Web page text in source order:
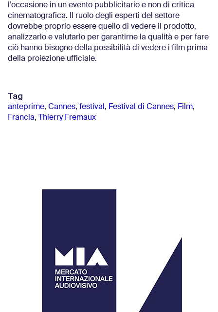
l’occasione in un evento pubblicitario e non di critica
cinematografica. Il ruolo degli esperti del settore
dovrebbe proprio essere quello di vedere il prodotto,
analizzarlo e valutarlo per garantirne la qualità e per fare
ciò hanno bisogno della possibilità di vedere i film prima
della proiezione ufficiale.
Tag
anteprime, Cannes, festival , Festival di Cannes, Film,
Francia, Thierry Fremaux